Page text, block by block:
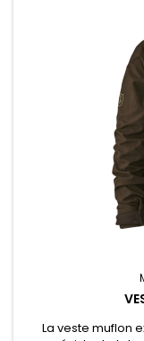
La veste muflon